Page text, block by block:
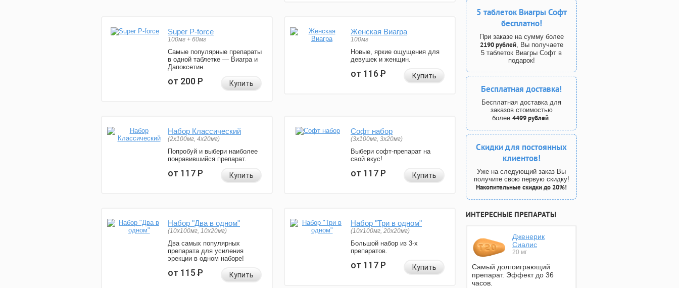
Super P-force
100мг + 60мг
Самые популярные препараты
в одной таблетке — Виагра и
Дапоксетин.
от 200Р Купить
Женская Виагра
100мг
Новые, яркие ощущения для
девушек и женщин.
от 116Р Купить
Набор Классический
(2x100мг, 4x20мг)
Попробуй и выбери наиболее
понравившийся препарат.
от 117Р Купить
Софт набор
(3x100мг, 3x20мг)
Выбери софт-препарат на
свой вкус!
от 117Р Купить
Набор "Два в одном"
(10x100мг, 10x20мг)
Два самых популярных
препарата для усиления
эрекции в одном наборе!
от 115Р Купить
Набор "Три в одном"
(10x100мг, 20x20мг)
Большой набор из 3-х
препаратов.
от 117Р Купить
5 таблеток Виагры Софт
бесплатно!
При заказе на сумму более
2190 рублей, Вы получаете
5 таблеток Виагры Софт в
подарок!
Бесплатная доставка!
Бесплатная доставка для
заказов стоимостью
более 4499 рублей.
Скидки для постоянных
клиентов!
Уже на следующий заказ Вы
получите свою первую скидку!
Накопительные скидки до 20%!
ИНТЕРЕСНЫЕ ПРЕПАРАТЫ
Дженерик
Сиалис
20 мг
Самый долгоиграющий
препарат. Эффект до 36
часов.